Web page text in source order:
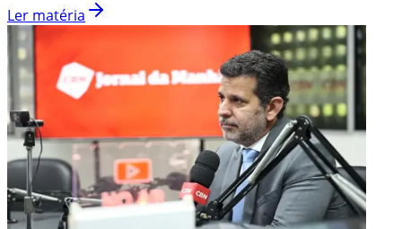
Ler matéria